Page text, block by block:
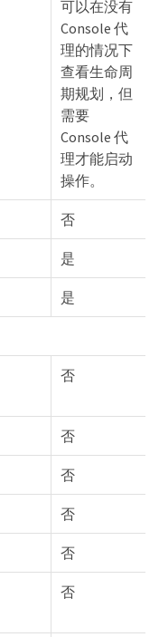
可以在没有
Console 代
理的情况下
查看生命周
期规划，但
需要
Console 代
理才能启动
操作。
否
是
是
否
否
否
否
否
否